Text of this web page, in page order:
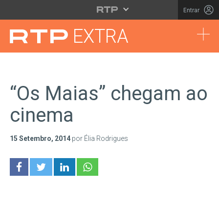
Saltar para o conteúdo principal
Entrar
EXTRA
“Os Maias” chegam ao
cinema
15 Setembro, 2014 por Élia Rodrigues